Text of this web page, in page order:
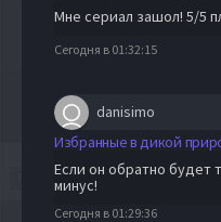
Мне сериал зашол! 5/5
Сегодня в 01:32:15
danisimo
Избранные в дикой
Если он обратно будет
минус!
Сегодня в 01:29:36